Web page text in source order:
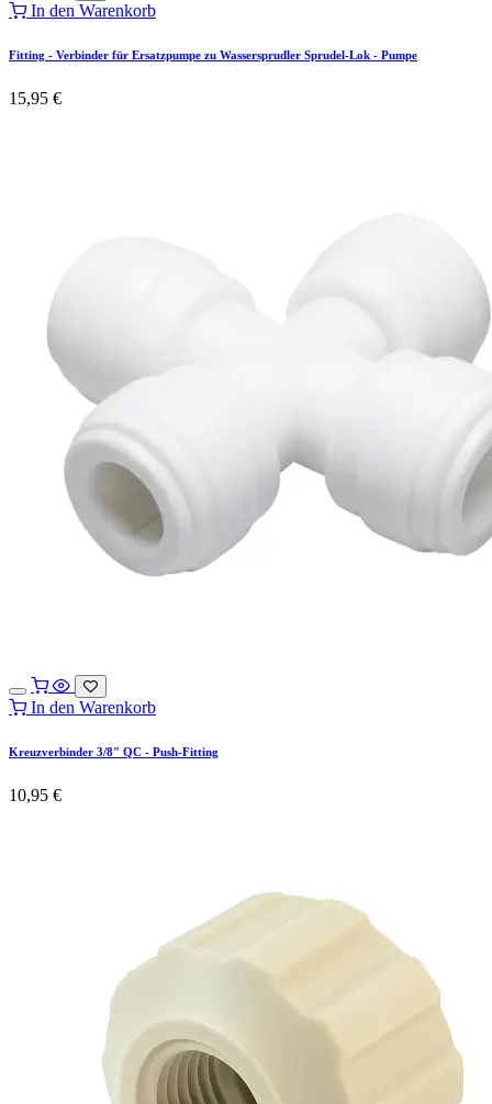
In den Warenkorb
Fitting - Verbinder für Ersatzpumpe zu Wassersprudler Sprudel-Lok - Pumpe
15,95 €
In den Warenkorb
Kreuzverbinder 3/8" QC - Push-Fitting
10,95 €